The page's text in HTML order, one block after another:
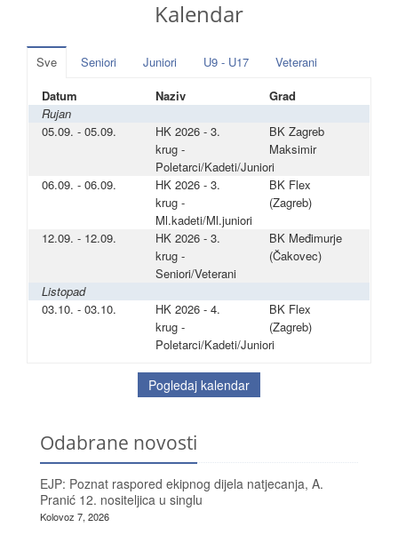
Kalendar
Sve Seniori Juniori U9 - U17
Veterani
Datum
Naziv
Grad
Rujan
05.09. - 05.09.
HK 2026 - 3.
krug -
Poletarci/Kadeti/Juniori
BK Zagreb
Maksimir
06.09. - 06.09.
HK 2026 - 3.
krug -
Ml.kadeti/Ml.juniori
BK Flex
(Zagreb)
12.09. - 12.09.
HK 2026 - 3.
krug -
Seniori/Veterani
BK Međimurje
(Čakovec)
Listopad
03.10. - 03.10.
HK 2026 - 4.
krug -
Poletarci/Kadeti/Juniori
BK Flex
(Zagreb)
Pogledaj kalendar
Odabrane novosti
EJP: Poznat raspored ekipnog dijela natjecanja, A.
Pranić 12. nositeljica u singlu
Kolovoz 7, 2026